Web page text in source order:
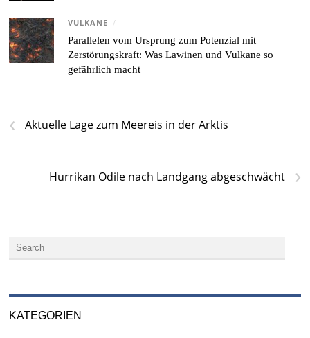
VULKANE /
Parallelen vom Ursprung zum Potenzial mit
Zerstörungskraft: Was Lawinen und Vulkane so
gefährlich macht
‹ Aktuelle Lage zum Meereis in der Arktis
›
Hurrikan Odile nach Landgang abgeschwächt
KATEGORIEN